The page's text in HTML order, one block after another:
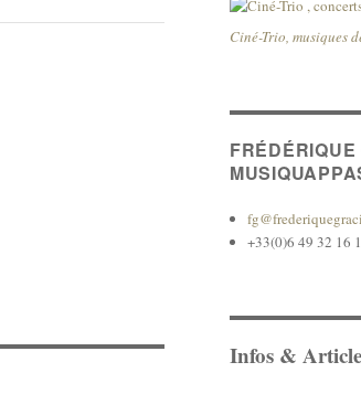
Ciné-Trio, musiques
+33(0)6 49 32 16
Infos &